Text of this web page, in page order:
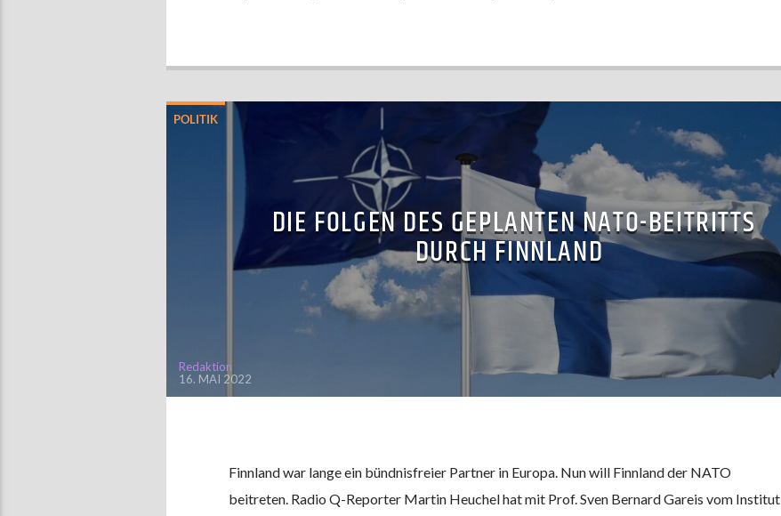
POLITIK
DIE FOLGEN DES GEPLANTEN NATO-BEITRITTS
DURCH FINNLAND
Redaktion
16. MAI 2022
Finnland war lange ein bündnisfreier Partner in Europa. Nun will Finnland der NATO
beitreten. Radio Q-Reporter Martin Heuchel hat mit Prof. Sven Bernard Gareis vom Institut